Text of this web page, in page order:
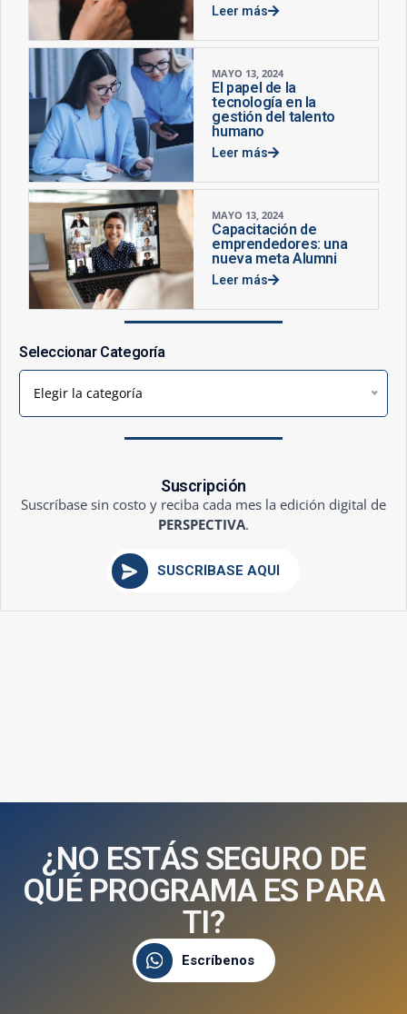
Leer más
MAYO 13, 2024
El papel de la
tecnología en la
gestión del talento
humano
Leer más
MAYO 13, 2024
Capacitación de
emprendedores: una
nueva meta Alumni
Leer más
Seleccionar Categoría
Elegir la categoría
Suscripción
Suscríbase sin costo y reciba cada mes la edición digital de
PERSPECTIVA.
SUSCRÍBASE AQUÍ
¿NO ESTÁS SEGURO DE
QUÉ PROGRAMA ES PARA
TI?
Escríbenos